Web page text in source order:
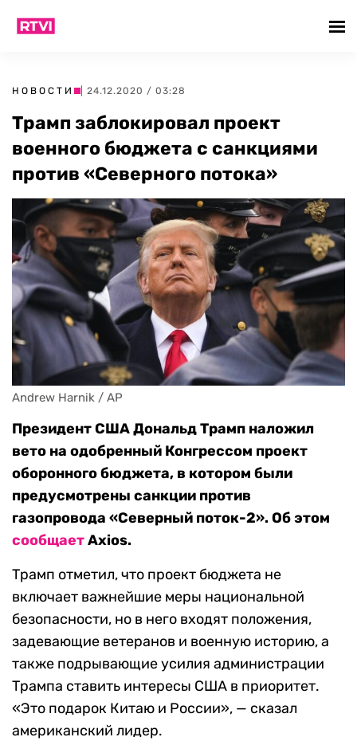
НОВОСТИ | 24.12.2020 / 03:28
Трамп заблокировал проект
военного бюджета с санкциями
против «Северного потока»
Andrew Harnik / AP
Президент США Дональд Трамп наложил
вето на одобренный Конгрессом проект
оборонного бюджета, в котором были
предусмотрены санкции против
газопровода «Северный поток-2». Об этом
сообщаетAxios.
Трамп отметил, что проект бюджета не
включает важнейшие меры национальной
безопасности, но в него входят положения,
задевающие ветеранов и военную историю, а
также подрывающие усилия администрации
Трампа ставить интересы США в приоритет.
«Это подарок Китаю и России», — сказал
американский лидер.